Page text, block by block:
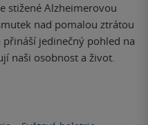
stižené Alzheimerovou
nad pomalou ztrátou
jedinečný pohled na
naši osobnost a život.